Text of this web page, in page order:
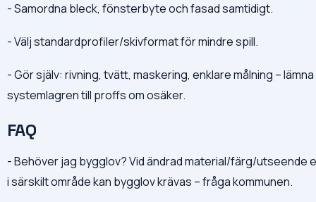
- Samordna bleck, fönsterbyte och fasad samtidigt.
- Välj standardprofiler/skivformat för mindre spill.
- Gör själv: rivning, tvätt, maskering, enklare målning – lämna
systemlagren till proffs om osäker.
FAQ
- Behöver jag bygglov? Vid ändrad material/färg/utseende
i särskilt område kan bygglov krävas – fråga kommunen.